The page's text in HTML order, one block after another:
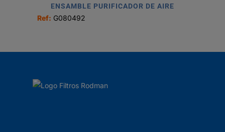
ENSAMBLE PURIFICADOR DE AIRE
Ref: G080492